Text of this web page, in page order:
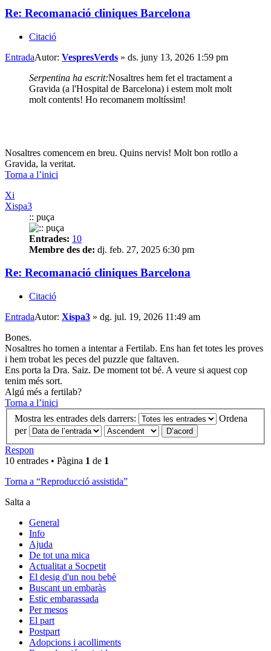
Re: Recomanació cliniques Barcelona
Citació
EntradaAutor: VespresVerds » ds. juny 13, 2026 1:59 pm
Serpentina ha escrit:Nosaltres hem fet el tractament a
Gravida (a l'Hospital de Barcelona) i estem molt molt
molt contents! Ho recomanem moltíssim!
Nosaltres comencem en breu. Quins nervis! Molt bon rotllo a
Gravida, la veritat.
Torna a l’inici
Xi
Xispa3
:: puça
Entrades: 10
Membre des de: dj. feb. 27, 2025 6:30 pm
Re: Recomanació cliniques Barcelona
Citació
EntradaAutor: Xispa3 » dg. jul. 19, 2026 11:49 am
Bones.
Nosaltres ho tornen a intentar a Fertilab. Ens han fet totes les proves
i hem trobat les peces del puzzle que faltaven.
Ens porta la Dra. Saiz. De moment tot bé. A veure si aquest cop
tenim més sort.
Algú més a fertilab?
Torna a l’inici
Mostra les entrades dels darrers:
Ordena
per
Respon
10 entrades • Pàgina 1 de 1
Torna a “Reproducció assistida”
Salta a
General
Info
Ajuda
De tot una mica
Actualitat a Socpetit
El desig d'un nou bebè
Buscant un embaràs
Estic embarassada
Per mesos
El part
Postpart
Adopcions i acolliments